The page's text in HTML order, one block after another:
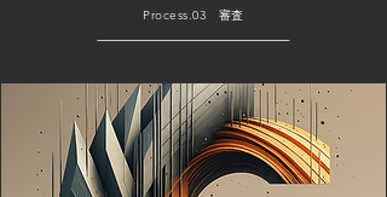
Process.03 審査